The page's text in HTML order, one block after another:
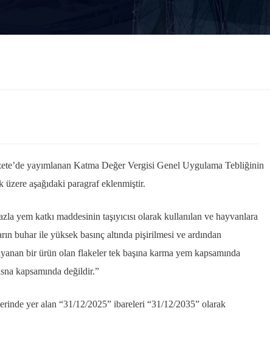
yayımlanan Katma Değer Vergisi Genel Uygulama Tebliğinin
aşağıdaki paragraf eklenmiştir.
yem katkı maddesinin taşıyıcısı olarak kullanılan ve hayvanlara
buhar ile yüksek basınç altında pişirilmesi ve ardından
bir ürün olan flakeler tek başına karma yem kapsamında
kapsamında değildir.”
yer alan “31/12/2025” ibareleri “31/12/2035” olarak